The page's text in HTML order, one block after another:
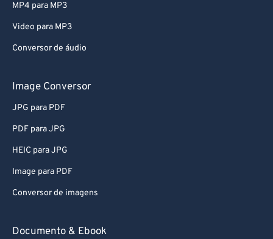
MP4 para MP3
Video para MP3
Conversor de áudio
Image Conversor
JPG para PDF
PDF para JPG
HEIC para JPG
Image para PDF
Conversor de imagens
Documento & Ebook